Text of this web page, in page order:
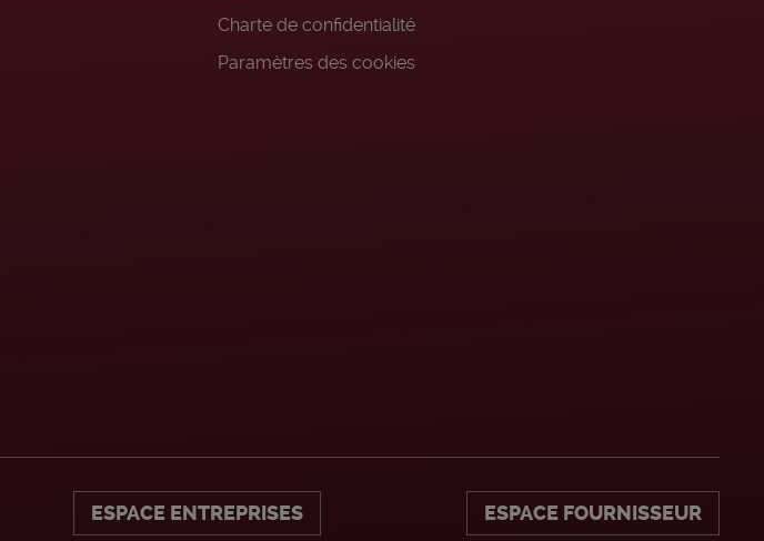
Charte de confidentialité
Paramètres des cookies
ESPACE ENTREPRISES ESPACE FOURNISSEUR